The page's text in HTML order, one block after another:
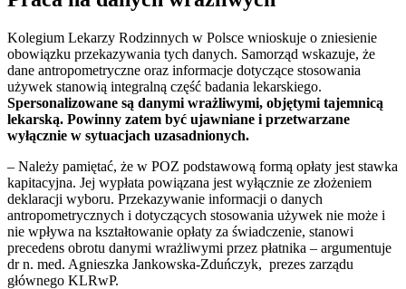
Kolegium Lekarzy Rodzinnych w Polsce wnioskuje o zniesienie
obowiązku przekazywania tych danych. Samorząd wskazuje, że
dane antropometryczne oraz informacje dotyczące stosowania
używek stanowią integralną część badania lekarskiego.
Spersonalizowane są danymi wrażliwymi, objętymi tajemnicą
lekarską. Powinny zatem być ujawniane i przetwarzane
wyłącznie w sytuacjach uzasadnionych.
– Należy pamiętać, że w POZ podstawową formą opłaty jest stawka
kapitacyjna. Jej wypłata powiązana jest wyłącznie ze złożeniem
deklaracji wyboru. Przekazywanie informacji o danych
antropometrycznych i dotyczących stosowania używek nie może i
nie wpływa na kształtowanie opłaty za świadczenie, stanowi
precedens obrotu danymi wrażliwymi przez płatnika – argumentuje
dr n. med. Agnieszka Jankowska-Zduńczyk, prezes zarządu
głównego KLRwP.